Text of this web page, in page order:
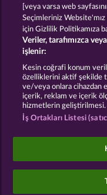
Hüküm ve
Şirket
İptal
Sosyal casino
gerçek parayla
©2026
[veya varsa web
Seçimleriniz Website'mız
için Gizlilik Politikamıza
Veriler, tarafımızca
işlenir:
Kesin coğrafi konum
özelliklerini aktif şekilde
ve/veya onlara cihazdan
içerik, reklam ve içerik
hizmetlerin geliştirilmesi.
İş Ortakları Listesi